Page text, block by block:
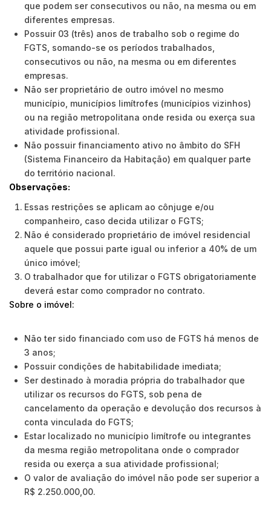
que podem ser consecutivos ou não, na mesma ou em
diferentes empresas.
Possuir 03 (três) anos de trabalho sob o regime do
FGTS, somando-se os períodos trabalhados,
consecutivos ou não, na mesma ou em diferentes
empresas.
Não ser proprietário de outro imóvel no mesmo
município, municípios limítrofes (municípios vizinhos)
ou na região metropolitana onde resida ou exerça sua
atividade profissional.
Não possuir financiamento ativo no âmbito do SFH
(Sistema Financeiro da Habitação) em qualquer parte
do território nacional.
Observações:
Essas restrições se aplicam ao cônjuge e/ou
companheiro, caso decida utilizar o FGTS;
Não é considerado proprietário de imóvel residencial
aquele que possui parte igual ou inferior a 40% de um
único imóvel;
O trabalhador que for utilizar o FGTS obrigatoriamente
deverá estar como comprador no contrato.
Sobre o imóvel:
Não ter sido financiado com uso de FGTS há menos de
3 anos;
Possuir condições de habitabilidade imediata;
Ser destinado à moradia própria do trabalhador que
utilizar os recursos do FGTS, sob pena de
cancelamento da operação e devolução dos recursos à
conta vinculada do FGTS;
Estar localizado no município limítrofe ou integrantes
da mesma região metropolitana onde o comprador
resida ou exerça a sua atividade profissional;
O valor de avaliação do imóvel não pode ser superior a
R$ 2.250.000,00.